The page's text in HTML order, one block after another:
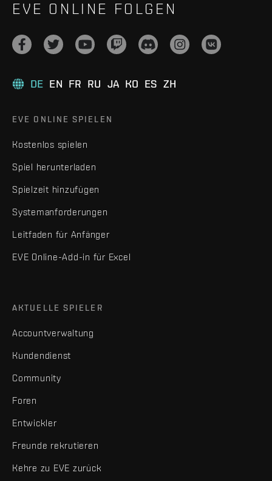
EVE ONLINE FOLGEN
DE EN FR RU JA KO ES ZH
EVE ONLINE SPIELEN
Kostenlos spielen
Spiel herunterladen
Spielzeit hinzufügen
Systemanforderungen
Leitfaden für Anfänger
EVE Online-Add-in für Excel
AKTUELLE SPIELER
Accountverwaltung
Kundendienst
Community
Foren
Entwickler
Freunde rekrutieren
Kehre zu EVE zurück